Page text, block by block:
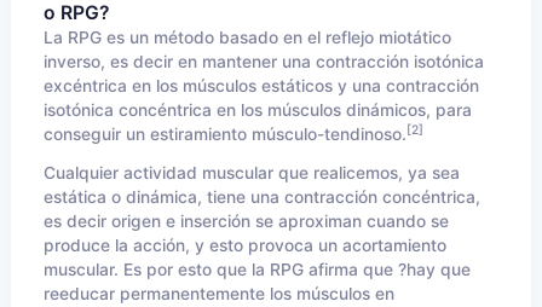
o RPG?
La RPG es un método basado en el reflejo miotático
inverso, es decir en mantener una contracción isotónica
excéntrica en los músculos estáticos y una contracción
isotónica concéntrica en los músculos dinámicos, para
conseguir un estiramiento músculo-tendinoso.[2]
Cualquier actividad muscular que realicemos, ya sea
estática o dinámica, tiene una contracción concéntrica,
es decir origen e inserción se aproximan cuando se
produce la acción, y esto provoca un acortamiento
muscular. Es por esto que la RPG afirma que ?hay que
reeducar permanentemente los músculos en